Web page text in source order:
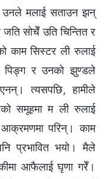
मलाई सताउन झन्
सोचेँ उति चिन्तित र
काम सिस्टर ली रुलाई
पिङ्ग र उनको झुण्डले
त्यसपछि, हामीले
समूहमा म ली रुलाई
परिन्। काम
प्रभावित भयो। मैले
आफैलाई घृणा गरेँ।